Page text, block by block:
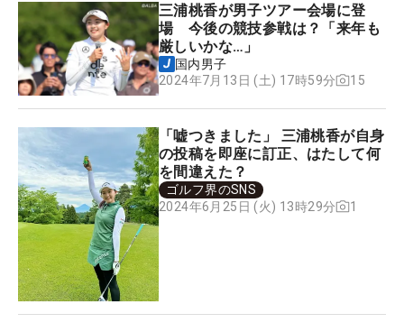
三浦桃香が男子ツアー会場に登
場 今後の競技参戦は？「来年も
厳しいかな…」
国内男子
2024年7月13日 (土) 17時59分
15
「嘘つきました」 三浦桃香が自身
の投稿を即座に訂正、はたして何
を間違えた？
ゴルフ界のSNS
2024年6月25日 (火) 13時29分
1